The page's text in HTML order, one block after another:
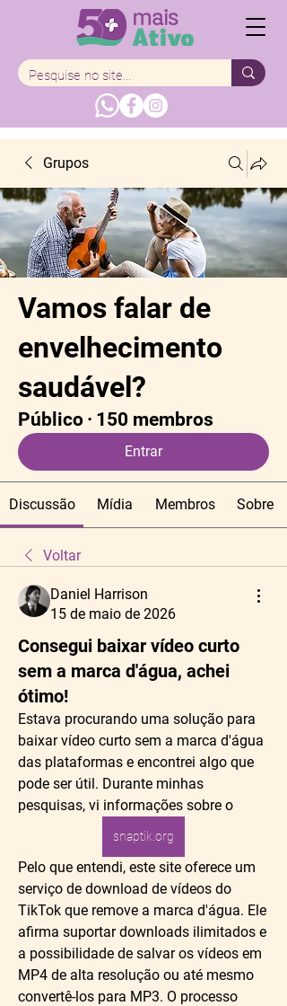
Grupos
Vamos falar de
envelhecimento
saudável?
Público · 150 membros
Entrar
Discussão Mídia Membros Sobre
Voltar
Daniel Harrison
15 de maio de 2026
Consegui baixar vídeo curto
sem a marca d'água, achei
ótimo!
Estava procurando uma solução para
baixar vídeo curto sem a marca d'água
das plataformas e encontrei algo que
pode ser útil. Durante minhas
pesquisas, vi informações sobre o
snaptik.org
Pelo que entendi, este site oferece um
serviço de download de vídeos do
TikTok que remove a marca d'água. Ele
afirma suportar downloads ilimitados e
a possibilidade de salvar os vídeos em
MP4 de alta resolução ou até mesmo
convertê-los para MP3. O processo